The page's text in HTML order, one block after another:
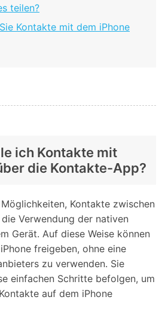
teilen?
Kontakte mit dem iPhone
ich Kontakte mit
die Kontakte-App?
Kontakte zwischen
Verwendung der nativen
Gerät. Auf diese Weise können
freigeben, ohne eine
zu verwenden. Sie
einfachen Schritte befolgen, um
auf dem iPhone